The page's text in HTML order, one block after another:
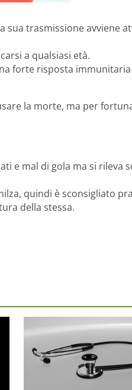
sua trasmissione avviene
a qualsiasi età.
forte risposta
la morte, ma per
e mal di gola ma si rileva
quindi è sconsigliato
della stessa.